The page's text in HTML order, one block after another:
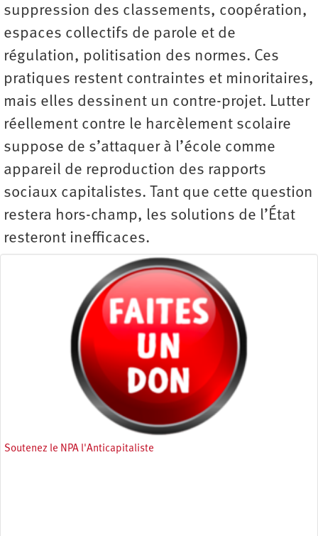
suppression des classements, coopération,
espaces collectifs de parole et de
régulation, politisation des normes. Ces
pratiques restent contraintes et minoritaires,
mais elles dessinent un contre-projet. Lutter
réellement contre le harcèlement scolaire
suppose de s’attaquer à l’école comme
appareil de reproduction des rapports
sociaux capitalistes. Tant que cette question
restera hors-champ, les solutions de l’État
resteront inefficaces.
Soutenez le NPA l'Anticapitaliste